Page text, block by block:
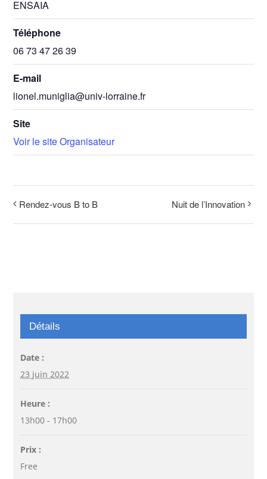
ENSAIA
Téléphone
06 73 47 26 39
E-mail
lionel.muniglia@univ-lorraine.fr
Site
Voir le site Organisateur
Rendez-vous B to B Nuit de l’Innovation
Détails
Date :
23 juin 2022
Heure :
13h00 - 17h00
Prix :
Free